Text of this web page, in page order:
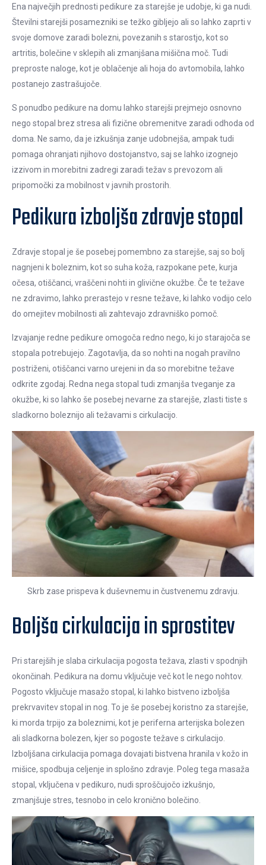
Ena največjih prednosti pedikure za starejše je udobje, ki ga nudi.
Številni starejši posamezniki se težko gibljejo ali so lahko zaprti v
svoje domove zaradi bolezni, povezanih s starostjo, kot so
artritis, bolečine v sklepih ali zmanjšana mišična moč. Tudi
preproste naloge, kot je oblačenje ali hoja do avtomobila, lahko
postanejo zastrašujoče.
S ponudbo pedikure na domu lahko starejši prejmejo osnovno
nego stopal brez stresa ali fizične obremenitve zaradi odhoda od
doma. Ne samo, da je izkušnja zanje udobnejša, ampak tudi
pomaga ohranjati njihovo dostojanstvo, saj se lahko izognejo
izzivom in morebitni zadregi zaradi težav s prevozom ali
pripomočki za mobilnost v javnih prostorih.
Pedikura izboljša zdravje stopal
Zdravje stopal je še posebej pomembno za starejše, saj so bolj
nagnjeni k boleznim, kot so suha koža, razpokane pete, kurja
očesa, otiščanci, vraščeni nohti in glivične okužbe. Če te težave
ne zdravimo, lahko prerastejo v resne težave, ki lahko vodijo celo
do omejitev mobilnosti ali zahtevajo zdravniško pomoč.
Izvajanje redne pedikure omogoča redno nego, ki jo starajoča se
stopala potrebujejo. Zagotavlja, da so nohti na nogah pravilno
postriženi, otiščanci varno urejeni in da so morebitne težave
odkrite zgodaj. Redna nega stopal tudi zmanjša tveganje za
okužbe, ki so lahko še posebej nevarne za starejše, zlasti tiste s
sladkorno boleznijo ali težavami s cirkulacijo.
Skrb zase prispeva k duševnemu in čustvenemu zdravju.
Boljša cirkulacija in sprostitev
Pri starejših je slaba cirkulacija pogosta težava, zlasti v spodnjih
okončinah. Pedikura na domu vključuje več kot le nego nohtov.
Pogosto vključuje masažo stopal, ki lahko bistveno izboljša
prekrvavitev stopal in nog. To je še posebej koristno za starejše,
ki morda trpijo za boleznimi, kot je periferna arterijska bolezen
ali sladkorna bolezen, kjer so pogoste težave s cirkulacijo.
Izboljšana cirkulacija pomaga dovajati bistvena hranila v kožo in
mišice, spodbuja celjenje in splošno zdravje. Poleg tega masaža
stopal, vključena v pedikuro, nudi sproščujočo izkušnjo,
zmanjšuje stres, tesnobo in celo kronično bolečino.